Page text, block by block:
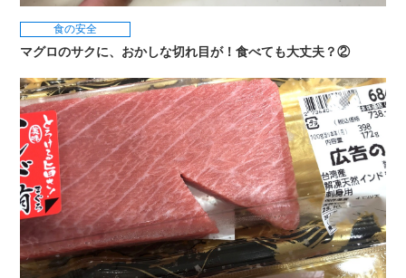
食の安全
マグロのサクに、おかしな切れ目が！食べても大丈夫？②